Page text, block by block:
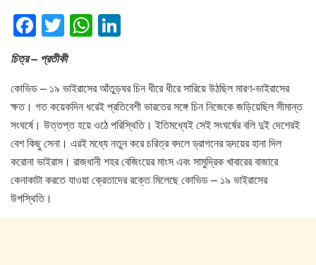
F
a
c
e
b
o
o
k
T
wi
tt
er
W
h
s
A
p
p
e
dI
n
চিত্র – প্রতীকী
কোভিড – ১৯ ভাইরাসের আঁতুড়ঘর চিন ধীরে ধীরে সারিয়ে উঠছিল মারণ-ভাইরাসের
ক্ষত। গত কয়েকদিন ধরেই প্রতিবেশী ভারতের সঙ্গে চিন নিজেকে জড়িয়েছিল সীমান্ত
সংঘর্ষে। উত্তপ্ত হয়ে ওঠে পরিস্থিতি। ইতিমধ্যেই সেই সংঘর্ষের বলি দুই দেশেরই
বেশ কিছু সেনা। এরই মধ্যে নতুন করে চরিত্র বদলে ড্রাগনের হৃদয়ের হানা দিল
করোনা ভাইরাস। রাজধানী শহর বেজিংয়ের মাংস এবং সামুদ্রিক খাবারের বাজারে
কেনাকাটা করতে যাওয়া ক্রেতাদের রক্তে মিলেছে কোভিড – ১৯ ভাইরাসের
উপস্থিতি।